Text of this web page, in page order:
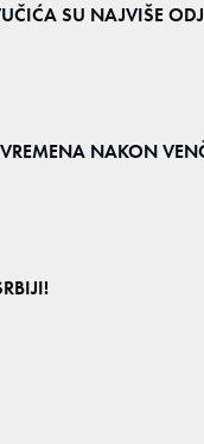
SU NAJVIŠE
NAKON